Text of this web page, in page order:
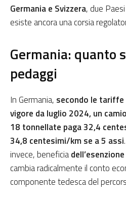
Germania e Svizzera, due
esiste ancora una corsia
Germania: quanto
pedaggi
In Germania, secondo le
vigore da luglio 2024, un
18 tonnellate paga 32,4
34,8 centesimi/km se a 5 assi
invece, beneficia
cambia radicalmente il conto
componente tedesca del